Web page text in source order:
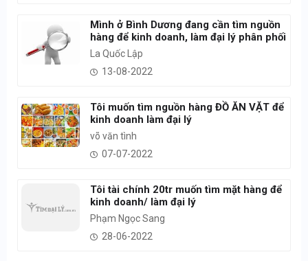
Mình ở Bình Dương đang cần tìm nguồn
hàng để kinh doanh, làm đại lý phân phối
La Quốc Lập
13-08-2022
Tôi muốn tìm nguồn hàng ĐỒ ĂN VẶT để
kinh doanh làm đại lý
võ văn tình
07-07-2022
Tôi tài chính 20tr muốn tìm mặt hàng để
kinh doanh/ làm đại lý
Phạm Ngọc Sang
28-06-2022